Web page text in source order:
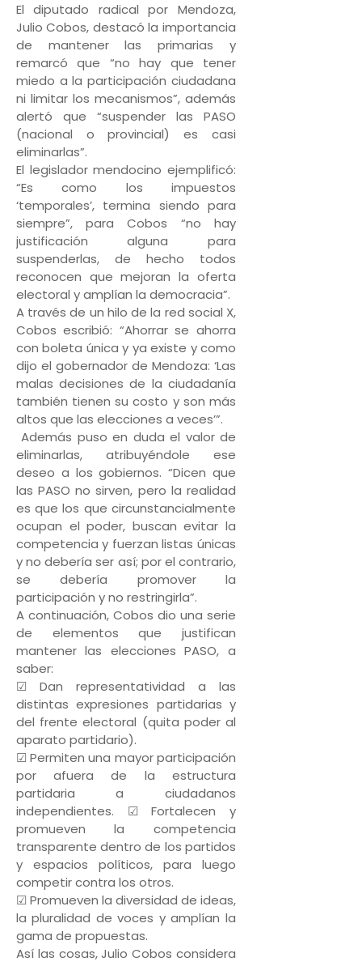
El diputado radical por Mendoza,
Julio Cobos, destacó la importancia
de mantener las primarias y
remarcó que “no hay que tener
miedo a la participación ciudadana
ni limitar los mecanismos”, además
alertó que “suspender las PASO
(nacional o provincial) es casi
eliminarlas”.
El legislador mendocino ejemplificó:
“Es como los impuestos
‘temporales’, termina siendo para
siempre”, para Cobos “no hay
justificación alguna para
suspenderlas, de hecho todos
reconocen que mejoran la oferta
electoral y amplían la democracia”.
A través de un hilo de la red social X,
Cobos escribió: “Ahorrar se ahorra
con boleta única y ya existe y como
dijo el gobernador de Mendoza: ‘Las
malas decisiones de la ciudadanía
también tienen su costo y son más
altos que las elecciones a veces’”.
Además puso en duda el valor de
eliminarlas, atribuyéndole ese
deseo a los gobiernos. “Dicen que
las PASO no sirven, pero la realidad
es que los que circunstancialmente
ocupan el poder, buscan evitar la
competencia y fuerzan listas únicas
y no debería ser así; por el contrario,
se debería promover la
participación y no restringirla”.
A continuación, Cobos dio una serie
de elementos que justifican
mantener las elecciones PASO, a
saber:
☑ Dan representatividad a las
distintas expresiones partidarias y
del frente electoral (quita poder al
aparato partidario).
☑ Permiten una mayor participación
por afuera de la estructura
partidaria a ciudadanos
independientes. ☑ Fortalecen y
promueven la competencia
transparente dentro de los partidos
y espacios políticos, para luego
competir contra los otros.
☑ Promueven la diversidad de ideas,
la pluralidad de voces y amplían la
gama de propuestas.
Así las cosas, Julio Cobos considera